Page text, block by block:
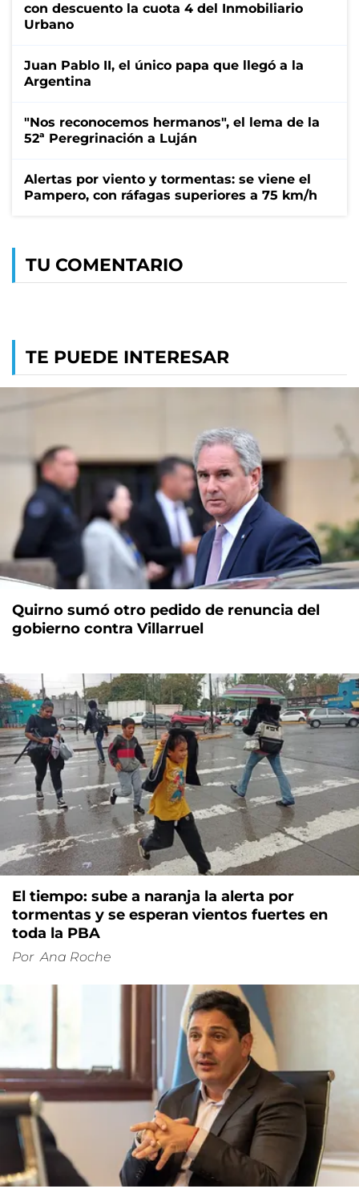
con descuento la cuota 4 del Inmobiliario
Urbano
Juan Pablo II, el único papa que llegó a la
Argentina
"Nos reconocemos hermanos", el lema de la
52ª Peregrinación a Luján
Alertas por viento y tormentas: se viene el
Pampero, con ráfagas superiores a 75 km/h
TU COMENTARIO
TE PUEDE INTERESAR
Quirno sumó otro pedido de renuncia del
gobierno contra Villarruel
El tiempo: sube a naranja la alerta por
tormentas y se esperan vientos fuertes en
toda la PBA
Por Ana Roche